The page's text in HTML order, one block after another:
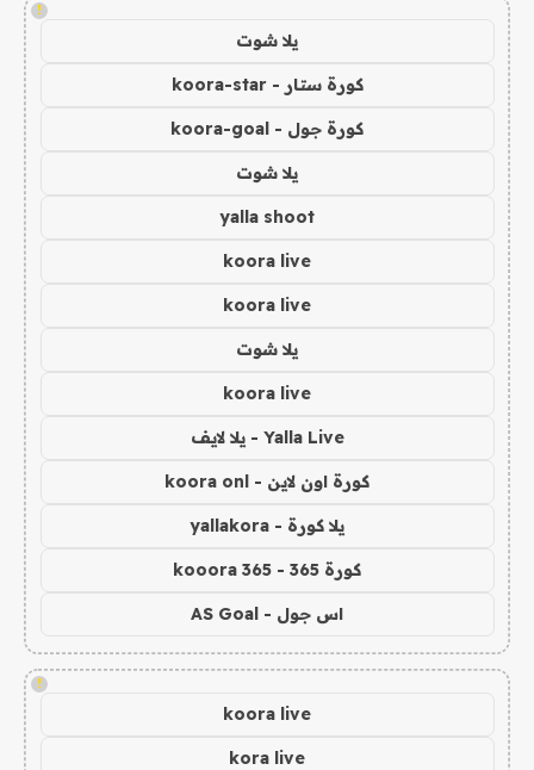
!
يلا شوت
كورة ستار - koora-star
كورة جول - koora-goal
يلا شوت
yalla shoot
koora live
koora live
يلا شوت
koora live
Yalla Live - يلا لايف
كورة اون لاين - koora onl
يلا كورة - yallakora
كورة 365 - kooora 365
اس جول - AS Goal
!
koora live
kora live